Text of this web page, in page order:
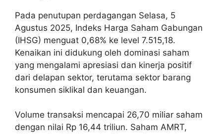
Pada penutupan perdagangan Selasa, 5
Agustus 2025, Indeks Harga Saham Gabungan
(IHSG) menguat 0,68% ke level 7.515,18.
Kenaikan ini didukung oleh dominasi saham
yang mengalami apresiasi dan kinerja positif
dari delapan sektor, terutama sektor barang
konsumen siklikal dan keuangan.
Volume transaksi mencapai 26,70 miliar saham
dengan nilai Rp 16,44 triliun. Saham AMRT,